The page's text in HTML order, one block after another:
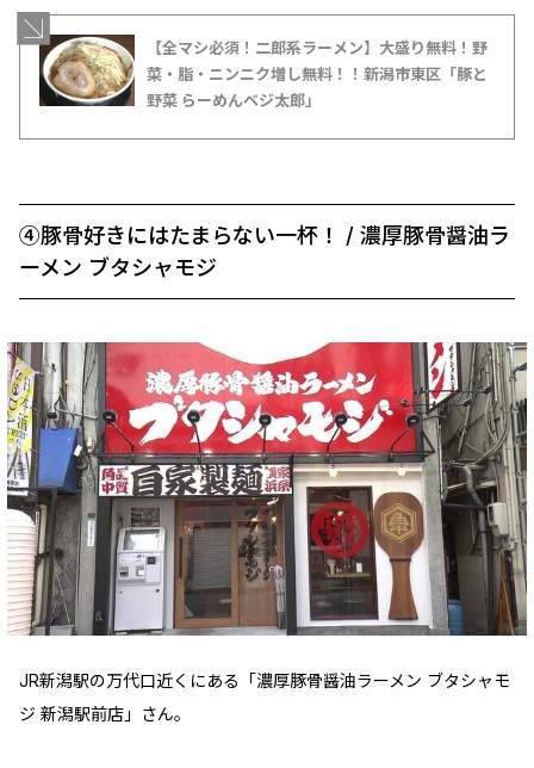
【全マシ必須！二郎系ラーメン】大盛り無料！野
菜・脂・ニンニク増し無料！！新潟市東区「豚と
野菜 らーめんベジ太郎」
④豚骨好きにはたまらない一杯！ / 濃厚豚骨醤油ラ
ーメン ブタシャモジ
JR新潟駅の万代口近くにある「濃厚豚骨醤油ラーメン ブタシャモ
ジ 新潟駅前店」さん。